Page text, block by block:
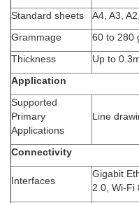
Standard sheets
A4, A3,
Grammage
60 to 280
Thickness
Up to
Application
Supported
Primary
Applications
Line
Connectivity
Interfaces
Gigabit
2.0, Wi-Fi